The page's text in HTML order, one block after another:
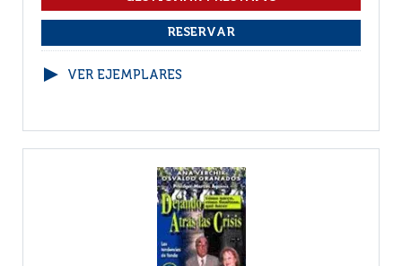
VER EJEMPLARES